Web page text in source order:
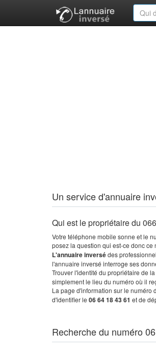
Un service d'annuaire
Qui est le propriétaire du
Votre téléphone mobile sonne et le
posez la question qui est-ce donc ce
L'annuaire inversédes
l'annuaire inversé interroge ses
Trouver l'identité du propriétaire de
simplement le lieu du numéro où il
La page d'information sur le numéro
d'identifier le 06 64 18 43 61 et de
Recherche du numéro